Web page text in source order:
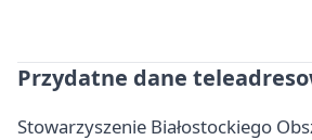
Przydatne dane
Stowarzyszenie Białostockiego